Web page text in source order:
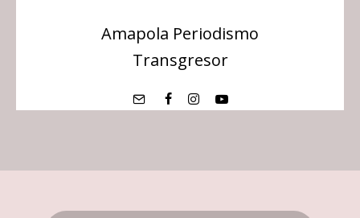
Amapola Periodismo
Transgresor